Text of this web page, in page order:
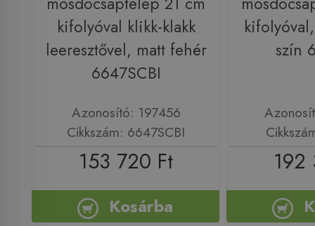
kifolyóval klikk-klakk
leeresztővel, matt fehér
6647SCBI
Azonosító: 197456
Cikkszám: 6647SCBI
153 720 Ft
Kosárba
szín
192